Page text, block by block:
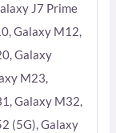
J7 Prime
Galaxy M12,
Galaxy
M23,
Galaxy M32,
(5G), Galaxy